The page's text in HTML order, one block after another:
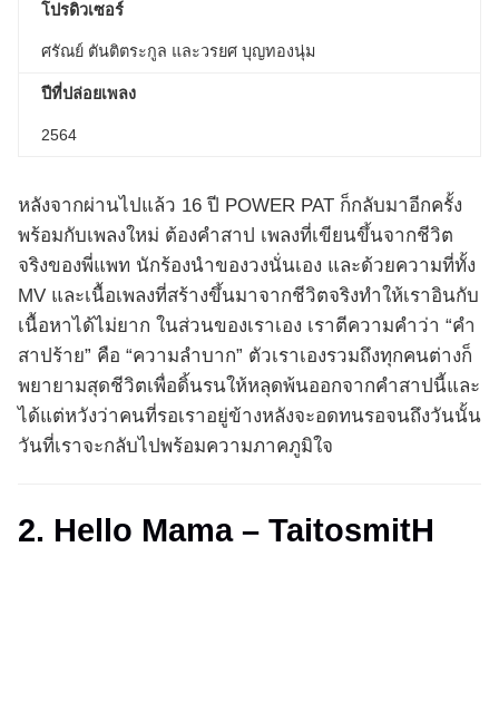
โปรดิวเซอร์
ศรัณย์ ตันติตระกูล และวรยศ บุญทองนุ่ม
ปีที่ปล่อยเพลง
2564
หลังจากผ่านไปแล้ว 16 ปี POWER PAT ก็กลับมาอีกครั้ง
พร้อมกับเพลงใหม่ ต้องคำสาป เพลงที่เขียนขึ้นจากชีวิต
จริงของพี่แพท นักร้องนำของวงนั่นเอง และด้วยความที่ทั้ง
MV และเนื้อเพลงที่สร้างขึ้นมาจากชีวิตจริงทำให้เราอินกับ
เนื้อหาได้ไม่ยาก ในส่วนของเราเอง เราตีความคำว่า “คำ
สาปร้าย” คือ “ความลำบาก” ตัวเราเองรวมถึงทุกคนต่างก็
พยายามสุดชีวิตเพื่อดิ้นรนให้หลุดพ้นออกจากคำสาปนี้และ
ได้แต่หวังว่าคนที่รอเราอยู่ข้างหลังจะอดทนรอจนถึงวันนั้น
วันที่เราจะกลับไปพร้อมความภาคภูมิใจ
2. Hello Mama – TaitosmitH